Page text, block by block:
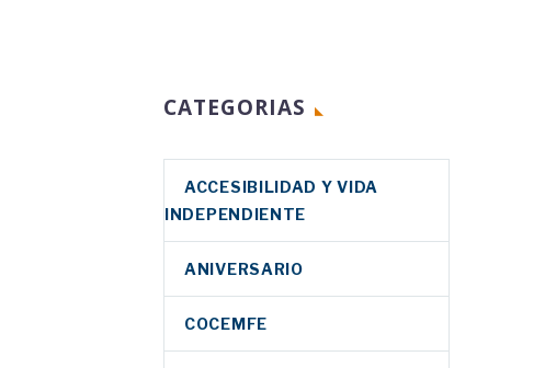
CATEGORIAS
ACCESIBILIDAD Y VIDA
INDEPENDIENTE
ANIVERSARIO
COCEMFE